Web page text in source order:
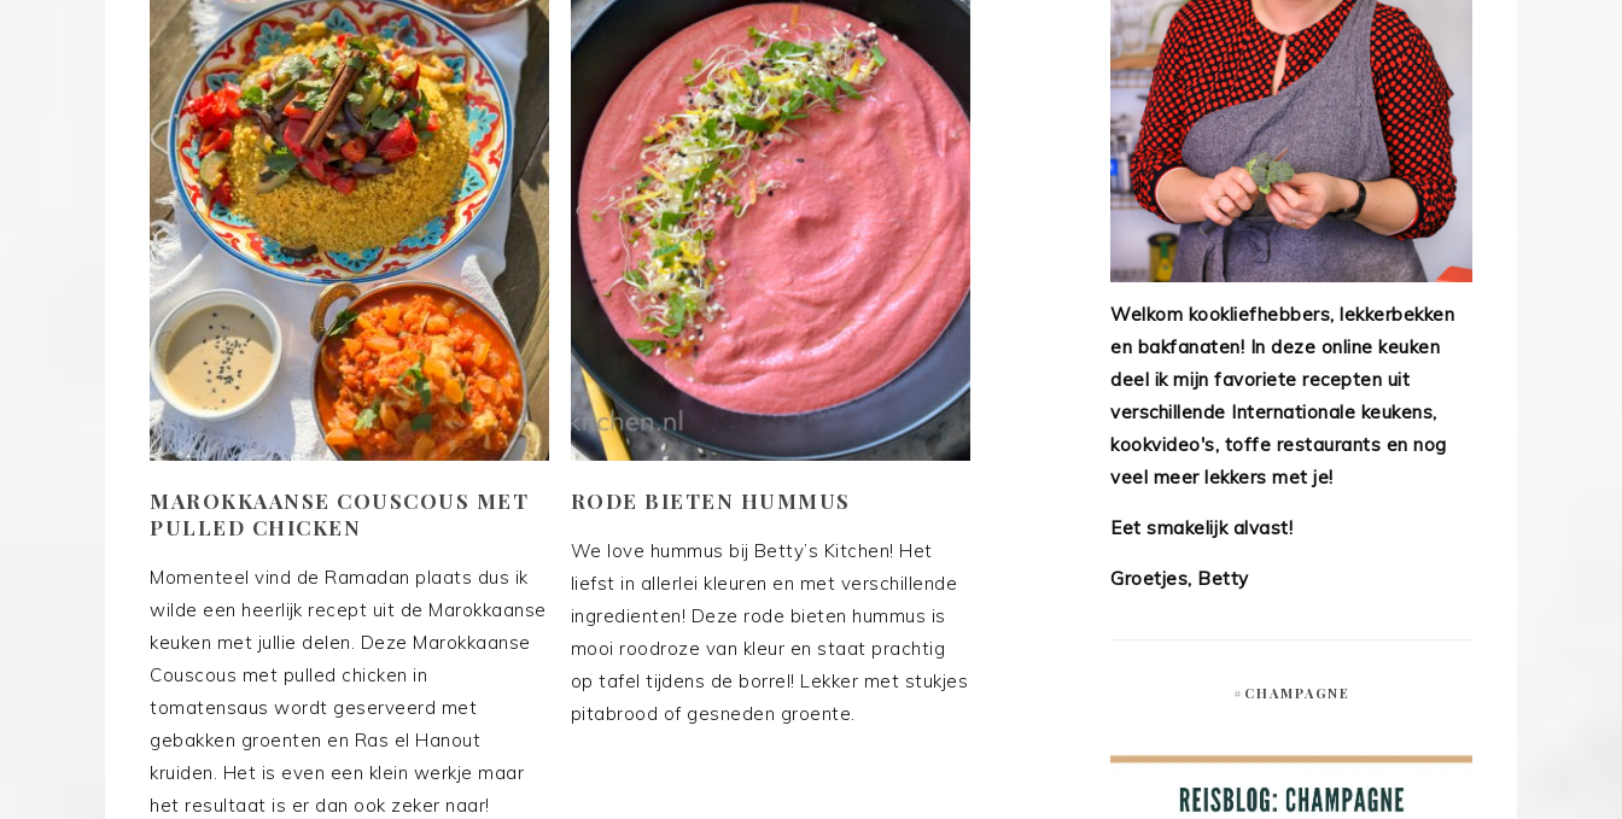
MAROKKAANSE COUSCOUS MET
PULLED CHICKEN
Momenteel vind de Ramadan plaats dus ik
wilde een heerlijk recept uit de Marokkaanse
keuken met jullie delen. Deze Marokkaanse
Couscous met pulled chicken in
tomatensaus wordt geserveerd met
gebakken groenten en Ras el Hanout
kruiden. Het is even een klein werkje maar
het resultaat is er dan ook zeker naar!
RODE BIETEN HUMMUS
We love hummus bij Betty’s Kitchen! Het
liefst in allerlei kleuren en met verschillende
ingredienten! Deze rode bieten hummus is
mooi roodroze van kleur en staat prachtig
op tafel tijdens de borrel! Lekker met stukjes
pitabrood of gesneden groente.
Welkom kookliefhebbers, lekkerbekken
en bakfanaten! In deze online keuken
deel ik mijn favoriete recepten uit
verschillende Internationale keukens,
kookvideo's, toffe restaurants en nog
veel meer lekkers met je!
Eet smakelijk alvast!
Groetjes, Betty
#CHAMPAGNE